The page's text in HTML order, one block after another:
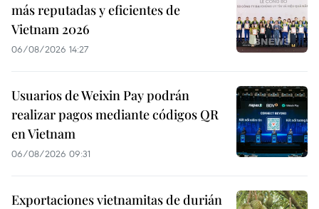
más reputadas y eficientes de
Vietnam 2026
06/08/2026 14:27
Usuarios de Weixin Pay podrán
realizar pagos mediante códigos QR
en Vietnam
06/08/2026 09:31
Exportaciones vietnamitas de durián